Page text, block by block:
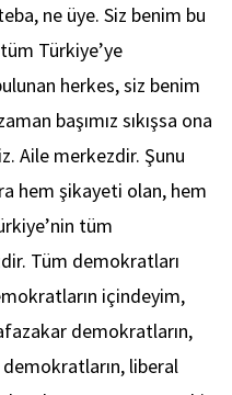
ne üye. Siz benim bu
Türkiye’ye
herkes, siz benim
başımız sıkışsa ona
Aile merkezdir. Şunu
hem şikayeti olan, hem
tüm
Tüm demokratları
içindeyim,
demokratların,
liberal